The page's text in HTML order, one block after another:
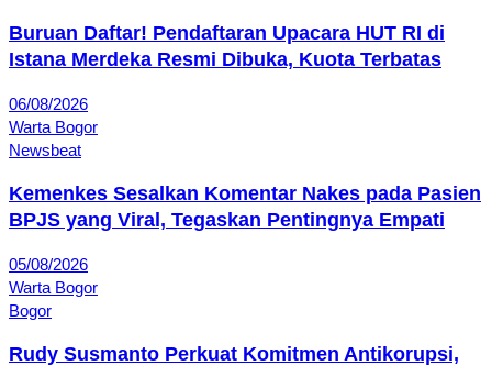
Buruan Daftar! Pendaftaran Upacara HUT RI di
Istana Merdeka Resmi Dibuka, Kuota Terbatas
06/08/2026
Warta Bogor
Newsbeat
Kemenkes Sesalkan Komentar Nakes pada Pasien
BPJS yang Viral, Tegaskan Pentingnya Empati
05/08/2026
Warta Bogor
Bogor
Rudy Susmanto Perkuat Komitmen Antikorupsi,